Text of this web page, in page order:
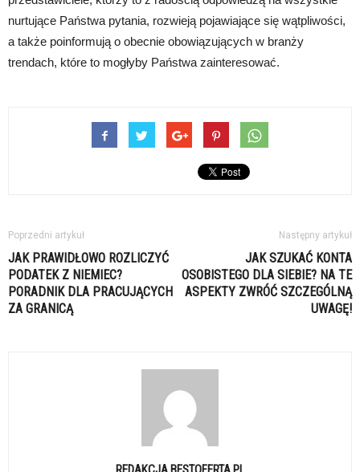
nurtujące Państwa pytania, rozwieją pojawiające się wątpliwości,
a także poinformują o obecnie obowiązujących w branży
trendach, które to mogłyby Państwa zainteresować.
Poprzedni artykuł
JAK PRAWIDŁOWO ROZLICZYĆ
PODATEK Z NIEMIEC?
PORADNIK DLA PRACUJĄCYCH
ZA GRANICĄ
Następny artykuł
JAK SZUKAĆ KONTA
OSOBISTEGO DLA SIEBIE? NA TE
ASPEKTY ZWRÓĆ SZCZEGÓLNĄ
UWAGĘ!